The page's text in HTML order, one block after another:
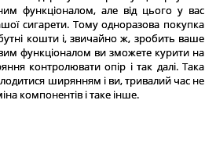
функціоналом, але від цього у вас
сигарети. Тому одноразова покупка
кошти і, звичайно ж, зробить ваше
функціоналом ви зможете курити на
контролювати опір і так далі. Така
ширянням і ви, тривалий час не
компонентів і таке інше.